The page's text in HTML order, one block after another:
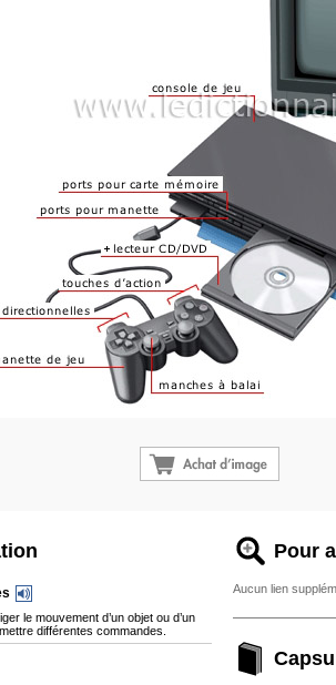
le mouvement d’un objet ou d’un
différentes commandes.
Pour
Aucun lien